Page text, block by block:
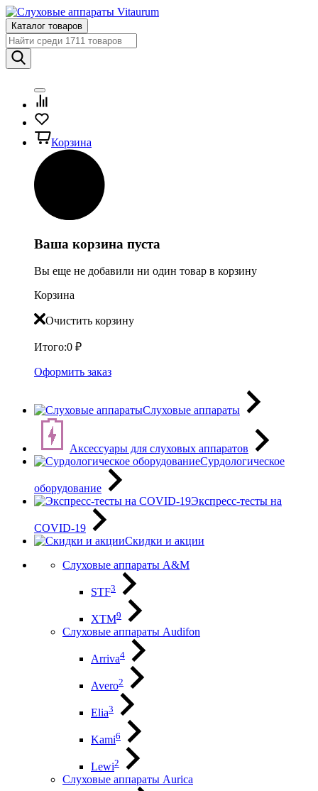
Каталог товаров
Корзина
Ваша корзина пуста
Вы еще не добавили ни один товар в корзину
Корзина
Очистить корзину
Итого:0 ₽
Оформить заказ
Слуховые аппараты
Аксессуары для слуховых аппаратов
Сурдологическое
оборудование
Экспресс-тесты на
COVID-19
Скидки и акции
Слуховые аппараты A&M
STF3
XTM9
Слуховые аппараты Audifon
Arriva4
Avero2
Elia3
Kami6
Lewi2
Слуховые аппараты Aurica